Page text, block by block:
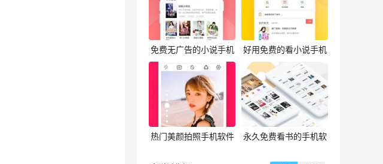
免费无广告的小说手机
好用免费的看小说手机
软件合集
热门美颜拍照手机软件
永久免费看书的手机软